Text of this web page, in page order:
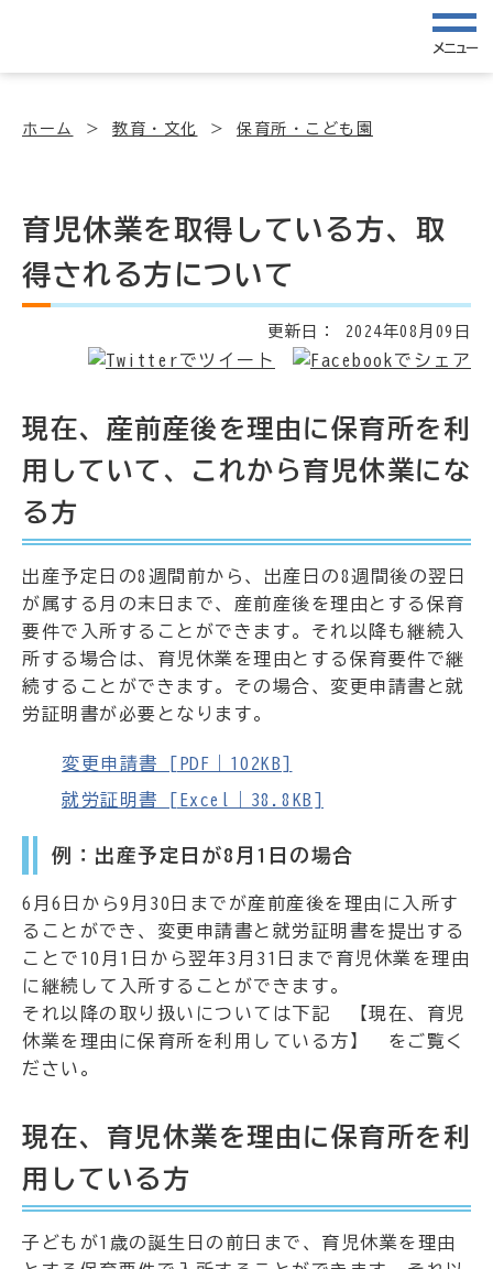
メニュー
ホーム 教育・文化 保育所・こども園
育児休業を取得している方、取
得される方について
更新日： 2024年08月09日
現在、産前産後を理由に保育所を利
用していて、これから育児休業にな
る方
出産予定日の8週間前から、出産日の8週間後の翌日
が属する月の末日まで、産前産後を理由とする保育
要件で入所することができます。それ以降も継続入
所する場合は、育児休業を理由とする保育要件で継
続することができます。その場合、変更申請書と就
労証明書が必要となります。
変更申請書 [PDF｜102KB]
就労証明書 [Excel｜38.8KB]
例：出産予定日が8月1日の場合
6月6日から9月30日までが産前産後を理由に入所す
ることができ、変更申請書と就労証明書を提出する
ことで10月1日から翌年3月31日まで育児休業を理由
に継続して入所することができます。
それ以降の取り扱いについては下記 【現在、育児
休業を理由に保育所を利用している方】 をご覧く
ださい。
現在、育児休業を理由に保育所を利
用している方
子どもが1歳の誕生日の前日まで、育児休業を理由